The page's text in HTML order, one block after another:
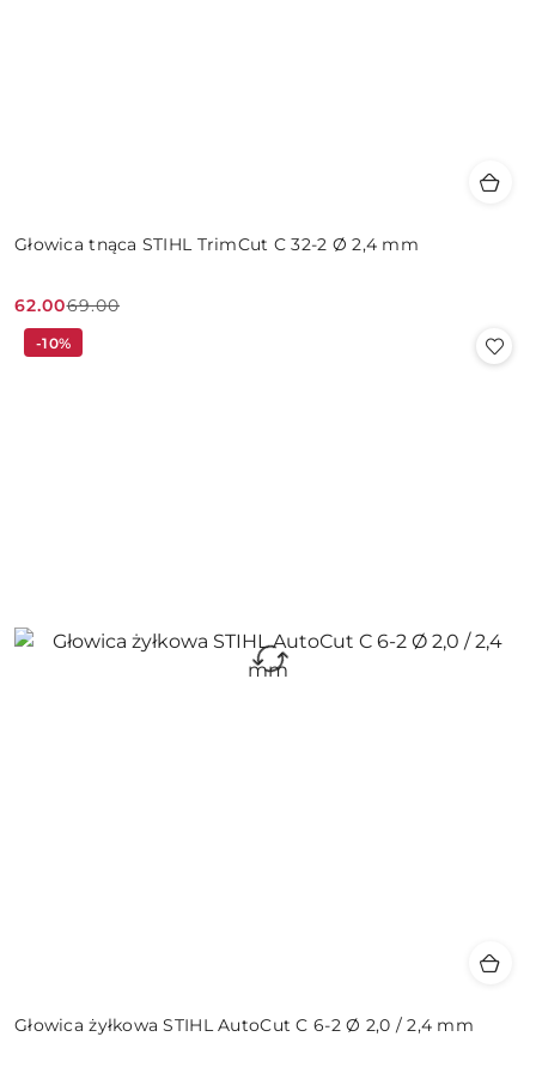
Głowica tnąca STIHL TrimCut C 32-2 Ø 2,4 mm
Cena
promocyjna:
62.00
Cena
przed
69.00
Głowica żyłkowa STIHL AutoCut C 6-2 Ø 2,0 / 2,4 mm
-10%